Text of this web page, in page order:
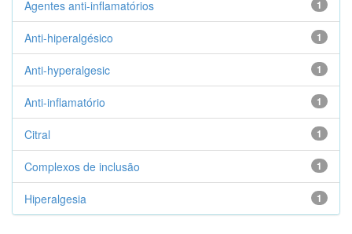
1
Agentes anti-inflamatórios
1
Anti-hiperalgésico
1
Anti-hyperalgesic
1
Anti-inflamatório
1
Citral
1
Complexos de inclusão
1
Hiperalgesia